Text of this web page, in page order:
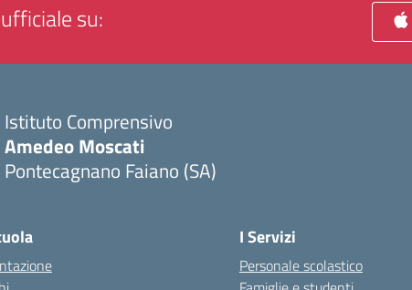
su:
Istituto Comprensivo
Amedeo Moscati
Pontecagnano Faiano (SA)
I Servizi
Personale scolastico